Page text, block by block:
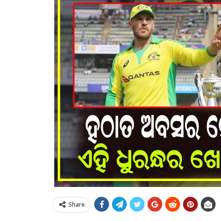
Share